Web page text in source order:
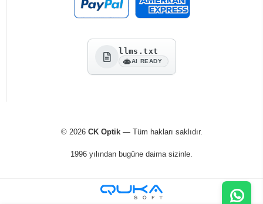
llms.txt
AI READY
© 2026 CK Optik— Tüm hakları saklıdır.
1996 yılından bugüne daima sizinle.